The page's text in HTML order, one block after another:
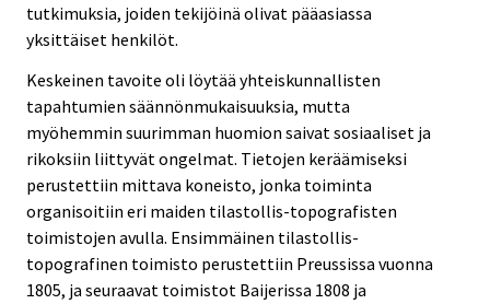
tutkimuksia, joiden tekijöinä olivat pääasiassa
yksittäiset henkilöt.
Keskeinen tavoite oli löytää yhteiskunnallisten
tapahtumien säännönmukaisuuksia, mutta
myöhemmin suurimman huomion saivat sosiaaliset ja
rikoksiin liittyvät ongelmat. Tietojen keräämiseksi
perustettiin mittava koneisto, jonka toiminta
organisoitiin eri maiden tilastollis-topografisten
toimistojen avulla. Ensimmäinen tilastollis-
topografinen toimisto perustettiin Preussissa vuonna
1805, ja seuraavat toimistot Baijerissa 1808 ja